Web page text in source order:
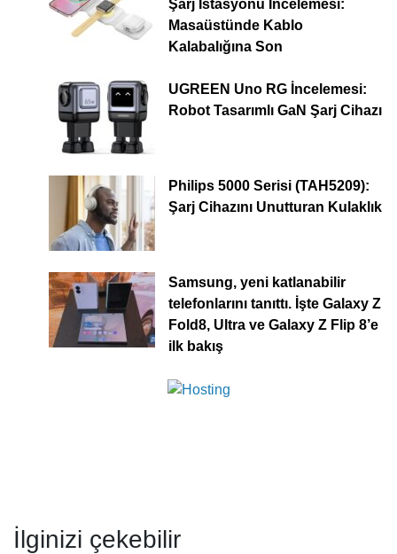
Şarj İstasyonu İncelemesi:
Masaüstünde Kablo
Kalabalığına Son
UGREEN Uno RG İncelemesi:
Robot Tasarımlı GaN Şarj Cihazı
Philips 5000 Serisi (TAH5209):
Şarj Cihazını Unutturan Kulaklık
Samsung, yeni katlanabilir
telefonlarını tanıttı. İşte Galaxy Z
Fold8, Ultra ve Galaxy Z Flip 8’e
ilk bakış
İlginizi çekebilir